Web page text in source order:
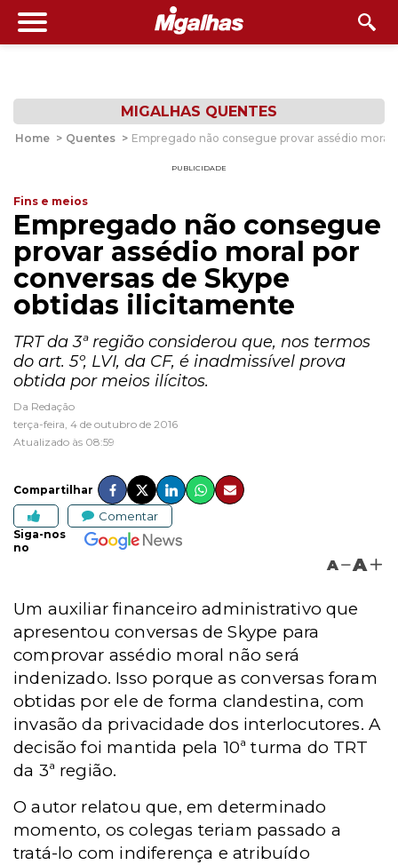
MIGALHAS QUENTES
Home > Quentes > Empregado não consegue provar assédio
PUBLICIDADE
Fins e meios
Empregado não consegue
provar assédio moral por
conversas de Skype
obtidas ilicitamente
TRT da 3ª região considerou que, nos termos
do art. 5º, LVI, da CF, é inadmissível prova
obtida por meios ilícitos.
Da Redação
terça-feira, 4 de outubro de 2016
Atualizado às 08:59
Compartilhar
Comentar
Siga-nos
no
A A
Um auxiliar financeiro administrativo que
apresentou conversas de Skype para
comprovar assédio moral não será
indenizado. Isso porque as conversas foram
obtidas por ele de forma clandestina, com
invasão da privacidade dos interlocutores. A
decisão foi mantida pela 10ª turma do TRT
da 3ª região.
O autor relatou que, em determinado
momento, os colegas teriam passado a
tratá-lo com indiferença e atribuído